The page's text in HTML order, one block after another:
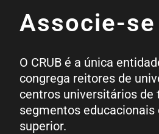
Associe-se
O CRUB é a única
congrega reitores de
centros universitários de
segmentos educacionais
superior.